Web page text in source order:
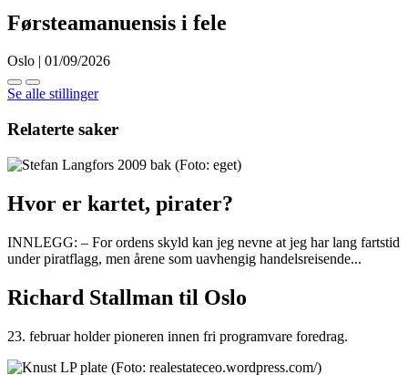
Førsteamanuensis i fele
Oslo | 01/09/2026
Se alle stillinger
Relaterte saker
Hvor er kartet, pirater?
INNLEGG: – For ordens skyld kan jeg nevne at jeg har lang fartstid
under piratflagg, men årene som uavhengig handelsreisende...
Richard Stallman til Oslo
23. februar holder pioneren innen fri programvare foredrag.